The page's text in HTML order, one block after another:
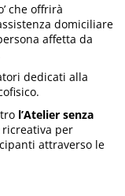
che offrirà
domiciliare
affetta da
dedicati alla
l’Atelier senza
ricreativa per
attraverso le